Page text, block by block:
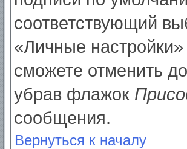
соответствующий
«Личные
сможете отменить
убрав флажок
сообщения.
Вернуться к началу